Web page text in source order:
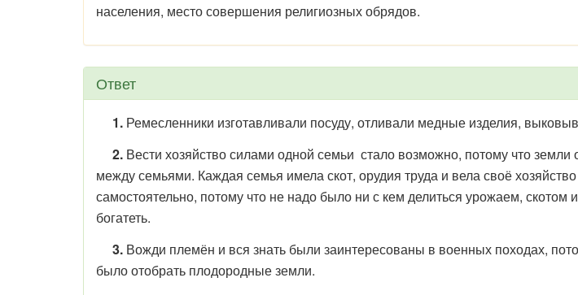
населения, место совершения религиозных обрядов.
Ответ
1. Ремесленники изготавливали посуду, отливали медные изделия,
2. Вести хозяйство силами одной семьи стало возможно, потому что
между семьями. Каждая семья имела скот, орудия труда и вела своё
самостоятельно, потому что не надо было ни с кем делиться урожаем,
богатеть.
3. Вожди племён и вся знать были заинтересованы в военных походах,
было отобрать плодородные земли.